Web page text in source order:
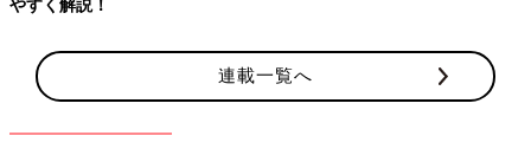
連載一覧へ